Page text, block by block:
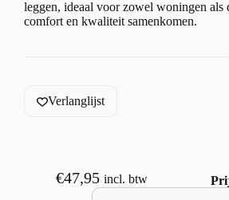
leggen, ideaal voor zowel woningen als
comfort en kwaliteit samenkomen.
Verlanglijst
€47,95 incl. btw